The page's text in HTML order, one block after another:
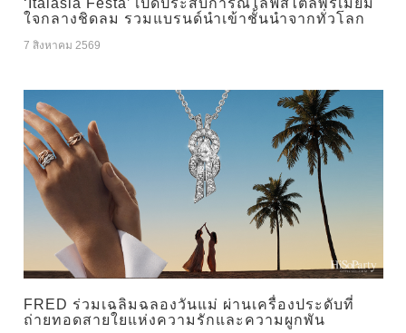
‘Italasia Festa’ เปิดประสบการณ์ไลฟ์สไตล์พรีเมียม
ใจกลางชิดลม รวมแบรนด์นำเข้าชั้นนำจากทั่วโลก
7 สิงหาคม 2569
FRED ร่วมเฉลิมฉลองวันแม่ ผ่านเครื่องประดับที่
ถ่ายทอดสายใยแห่งความรักและความผูกพัน